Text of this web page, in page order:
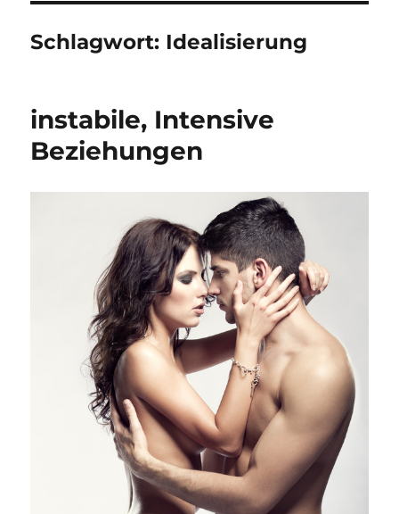
Schlagwort: Idealisierung
instabile, Intensive
Beziehungen